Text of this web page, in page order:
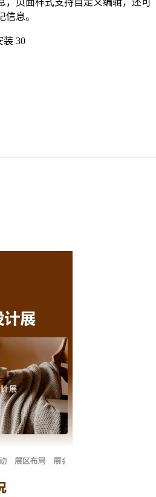
信息。
30